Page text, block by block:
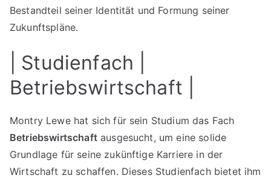
Bestandteil seiner Identität und Formung seiner
Zukunftspläne.
| Studienfach |
Betriebswirtschaft |
Montry Lewe hat sich für sein Studium das Fach
Betriebswirtschaftausgesucht, um eine solide
Grundlage für seine zukünftige Karriere in der
Wirtschaft zu schaffen. Dieses Studienfach bietet ihm